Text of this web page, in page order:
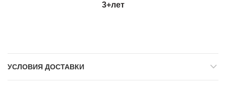
3+лет
УСЛОВИЯ ДОСТАВКИ